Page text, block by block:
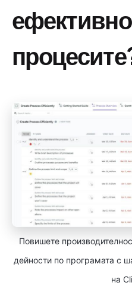
Повишете
дейности по програмата с
на